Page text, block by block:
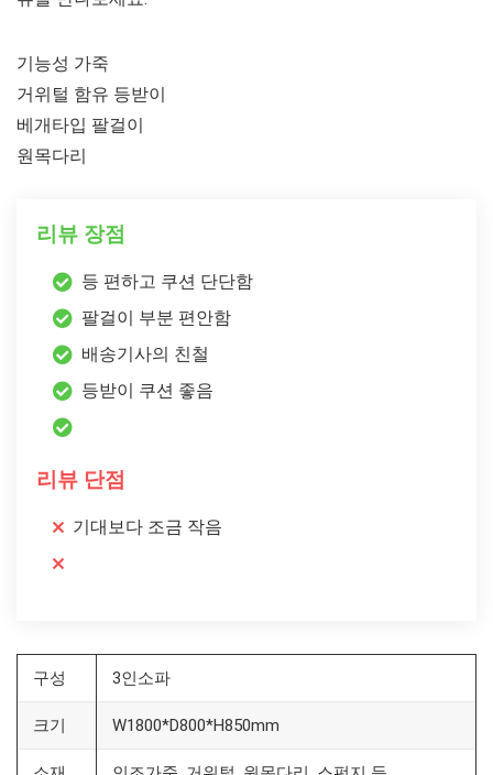
기능성 가죽
거위털 함유 등받이
베개타입 팔걸이
원목다리
리뷰 장점
등 편하고 쿠션 단단함
팔걸이 부분 편안함
배송기사의 친철
등받이 쿠션 좋음
리뷰 단점
기대보다 조금 작음
구성 3인소파
크기 W1800*D800*H850mm